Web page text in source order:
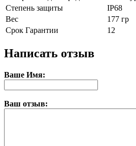
Степень защиты
IP68
Вес
177 гр
Срок Гарантии
12
Написать отзыв
Ваше Имя:
Ваш отзыв: